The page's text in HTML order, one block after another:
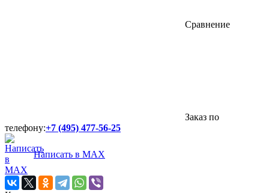
Сравнение
Заказ по
телефону:+7 (495) 477-56-25
Написать в MAX